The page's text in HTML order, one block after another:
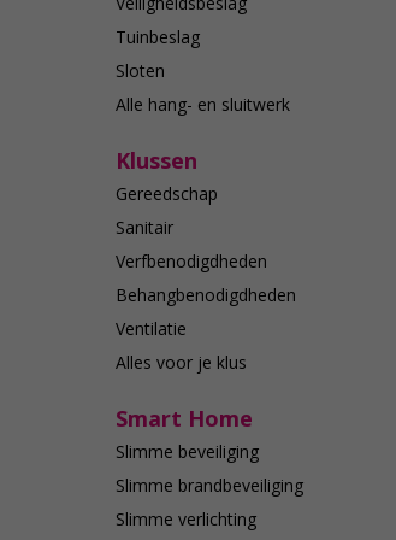
Tuinbeslag
Sloten
Alle hang- en sluitwerk
Klussen
Gereedschap
Sanitair
Verfbenodigdheden
Behangbenodigdheden
Ventilatie
Alles voor je klus
Smart Home
Slimme beveiliging
Slimme brandbeveiliging
Slimme verlichting